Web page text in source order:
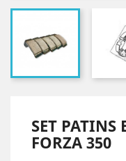
SET PATINS
FORZA 350